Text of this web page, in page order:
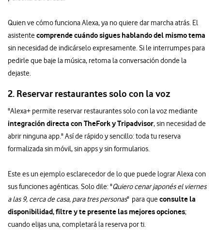
Quien ve cómo funciona Alexa, ya no quiere dar marcha atrás. El
asistentecomprende cuándo sigues hablando del mismo tema
sin necesidad de indicárselo expresamente. Si le interrumpes para
pedirle que baje la música, retoma la conversación donde la
dejaste.
2. Reservar restaurantes solo con la voz
"Alexa+ permite reservar restaurantes solo con la voz mediante
integración directa con TheFork y Tripadvisor, sin necesidad de
abrir ninguna app." Así de rápido y sencillo: toda tu reserva
formalizada sin móvil, sin apps y sin formularios.
Este es un ejemplo esclarecedor de lo que puede lograr Alexa con
sus funciones agénticas. Solo dile: "Quiero cenar japonés el viernes
a las 9, cerca de casa, para tres personas" para queconsulte la
disponibilidad, filtre y te presente las mejores opciones;
cuando elijas una, completará la reserva por ti.